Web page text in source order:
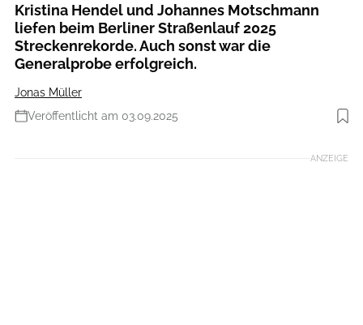
Kristina Hendel und Johannes Motschmann
liefen beim Berliner Straßenlauf 2025
Streckenrekorde. Auch sonst war die
Generalprobe erfolgreich.
Jonas Müller
Veröffentlicht am 03.09.2025
Foto: SCC EVENTS / Petko Beier
ANZEIGE